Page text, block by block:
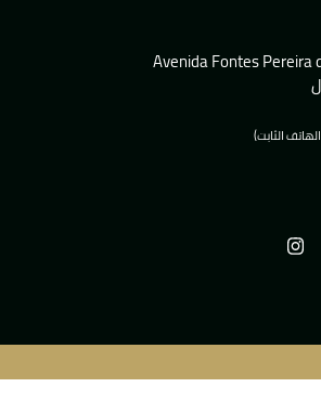
Avenida Fontes Pereira
الثابت)